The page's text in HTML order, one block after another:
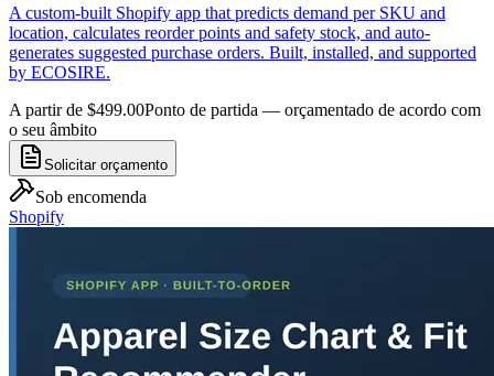
A custom-built Shopify app that predicts demand per SKU and
location, calculates reorder points and safety stock, and auto-
generates suggested purchase orders. Built, installed, and supported
by ECOSIRE.
A partir de $499.00Ponto de partida — orçamentado de acordo com
o seu âmbito
Solicitar orçamento
Sob encomenda
Shopify